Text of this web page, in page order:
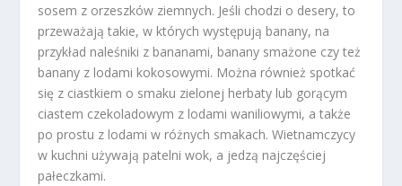
sosem z orzeszków ziemnych. Jeśli chodzi o desery, to
przeważają takie, w których występują banany, na
przykład naleśniki z bananami, banany smażone czy też
banany z lodami kokosowymi. Można również spotkać
się z ciastkiem o smaku zielonej herbaty lub gorącym
ciastem czekoladowym z lodami waniliowymi, a także
po prostu z lodami w różnych smakach. Wietnamczycy
w kuchni używają patelni wok, a jedzą najczęściej
pałeczkami.